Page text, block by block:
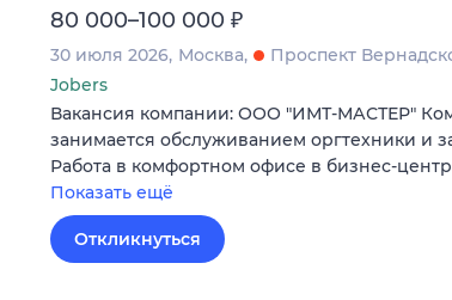
80 000–100 000 ₽
30 июля 2026 Москва
Проспект
Jobers
Вакансия компании: ООО "ИМТ-МАСТЕР"
занимается обслуживанием оргтехники и
Работа в комфортном офисе в бизнес-
Показать ещё
Откликнуться